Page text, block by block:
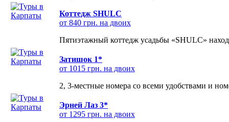
Коттедж SHULC
от 840 грн. на двоих
Пятиэтажный коттедж усадьбы «SHULC»
Затишок 1*
от 1015 грн. на двоих
2, 3-местные номера со всеми удобствами и
Эрней Лаз 3*
от 1295 грн. на двоих